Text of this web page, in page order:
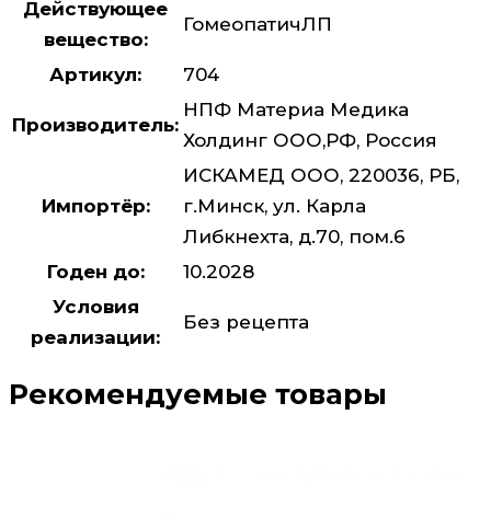
Действующее
вещество:
ГомеопатичЛП
Артикул: 704
Производитель:
НПФ Материа Медика
Холдинг ООО,РФ, Россия
Импортёр:
ИСКАМЕД ООО, 220036, РБ,
г.Минск, ул. Карла
Либкнехта, д.70, пом.6
Годен до:
10.2028
Условия
реализации:
Без рецепта
Рекомендуемые товары